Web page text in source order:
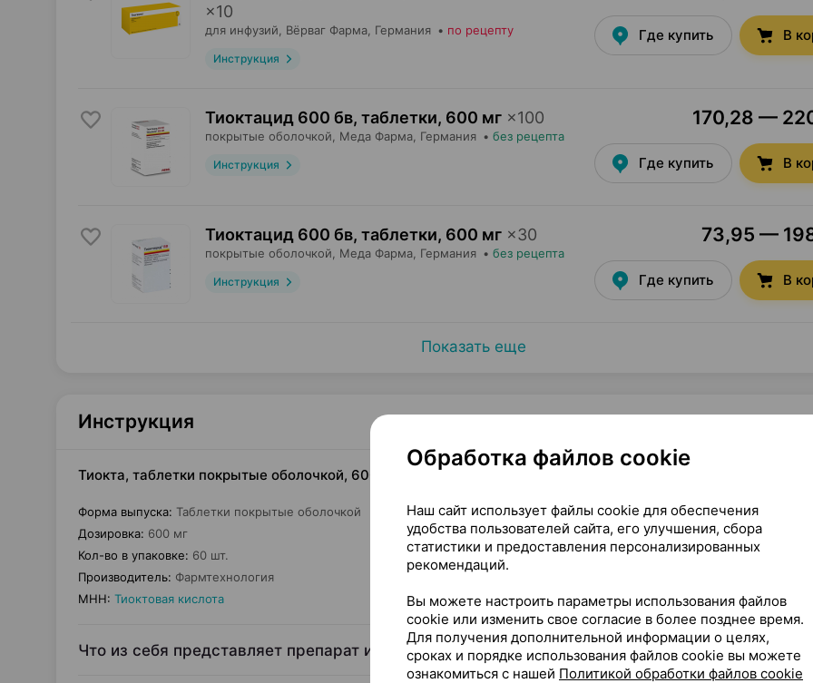
×10
для инфузий, Вёрваг Фарма , Германия • по рецепту
Инструкция
Где купить В
Тиоктацид 600 бв, таблетки, 600 мг ×100
покрытые оболочкой, Меда Фарма , Германия • без рецепта
Инструкция
170,28 —
Где купить В
Тиоктацид 600 бв, таблетки, 600 мг ×30
покрытые оболочкой, Меда Фарма , Германия • без рецепта
Инструкция
73,95 —
Где купить В
Показать еще
Инструкция
Тиокта, таблетки покрытые оболочкой, 600 мг ×60, Фармтехнология Беларусь
Форма выпуска: Таблетки покрытые оболочкой
Дозировка: 600 мг
Кол-во в упаковке: 60 шт.
Производитель: Фармтехнология
МНН: Тиоктовая кислота
Что из себя представляет препарат и для чего его применяют
Обработка файлов cookie
Наш сайт использует файлы cookie для обеспечения
удобства пользователей сайта, его улучшения, сбора
статистики и предоставления персонализированных
рекомендаций.
Вы можете настроить параметры использования файлов
cookie или изменить свое согласие в более позднее время.
Для получения дополнительной информации о целях,
сроках и порядке использования файлов cookie вы можете
ознакомиться с нашей Политикой обработки файлов cookie